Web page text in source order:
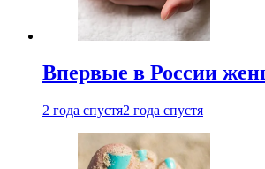
Впервые в России
2 года спустя2 года спустя